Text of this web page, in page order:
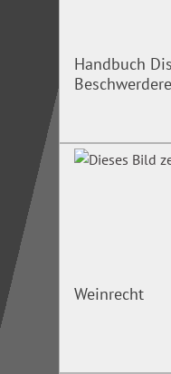
Handbuch
Weinrecht